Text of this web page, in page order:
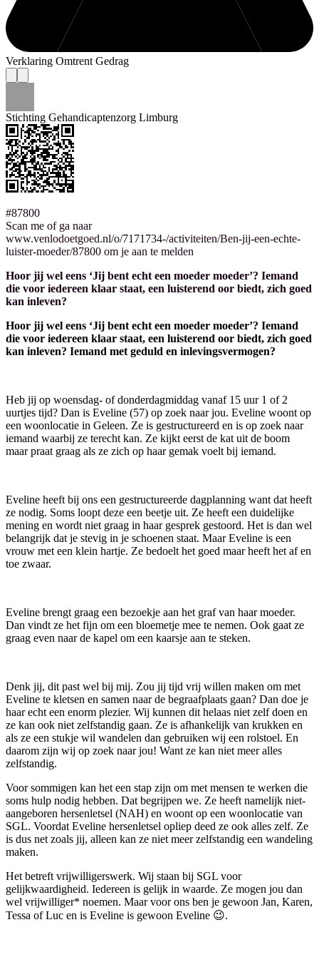
Verklaring Omtrent Gedrag
Stichting Gehandicaptenzorg Limburg
#87800
Scan me of ga naar
www.venlodoetgoed.nl/o/7171734-/activiteiten/Ben-jij-een-echte-
luister-moeder/87800 om je aan te melden
Hoor jij wel eens ‘Jij bent echt een moeder moeder’? Iemand
die voor iedereen klaar staat, een luisterend oor biedt, zich goed
kan inleven?
Hoor jij wel eens ‘Jij bent echt een moeder moeder’? Iemand
die voor iedereen klaar staat, een luisterend oor biedt, zich goed
kan inleven? Iemand met geduld en inlevingsvermogen?
Heb jij op woensdag- of donderdagmiddag vanaf 15 uur 1 of 2
uurtjes tijd? Dan is Eveline (57) op zoek naar jou. Eveline woont op
een woonlocatie in Geleen. Ze is gestructureerd en is op zoek naar
iemand waarbij ze terecht kan. Ze kijkt eerst de kat uit de boom
maar praat graag als ze zich op haar gemak voelt bij iemand.
Eveline heeft bij ons een gestructureerde dagplanning want dat heeft
ze nodig. Soms loopt deze een beetje uit. Ze heeft een duidelijke
mening en wordt niet graag in haar gesprek gestoord. Het is dan wel
belangrijk dat je stevig in je schoenen staat. Maar Eveline is een
vrouw met een klein hartje. Ze bedoelt het goed maar heeft het af en
toe zwaar.
Eveline brengt graag een bezoekje aan het graf van haar moeder.
Dan vindt ze het fijn om een bloemetje mee te nemen. Ook gaat ze
graag even naar de kapel om een kaarsje aan te steken.
Denk jij, dit past wel bij mij. Zou jij tijd vrij willen maken om met
Eveline te kletsen en samen naar de begraafplaats gaan? Dan doe je
haar echt een enorm plezier. Wij kunnen dit helaas niet zelf doen en
ze kan ook niet zelfstandig gaan. Ze is afhankelijk van krukken en
als ze een stukje wil wandelen dan gebruiken wij een rolstoel. En
daarom zijn wij op zoek naar jou! Want ze kan niet meer alles
zelfstandig.
Voor sommigen kan het een stap zijn om met mensen te werken die
soms hulp nodig hebben. Dat begrijpen we. Ze heeft namelijk niet-
aangeboren hersenletsel (NAH) en woont op een woonlocatie van
SGL. Voordat Eveline hersenletsel opliep deed ze ook alles zelf. Ze
is dus net zoals jij, alleen kan ze niet meer zelfstandig een wandeling
maken.
Het betreft vrijwilligerswerk. Wij staan bij SGL voor
gelijkwaardigheid. Iedereen is gelijk in waarde. Ze mogen jou dan
wel vrijwilliger* noemen. Maar voor ons ben je gewoon Jan, Karen,
Tessa of Luc en is Eveline is gewoon Eveline 😉.